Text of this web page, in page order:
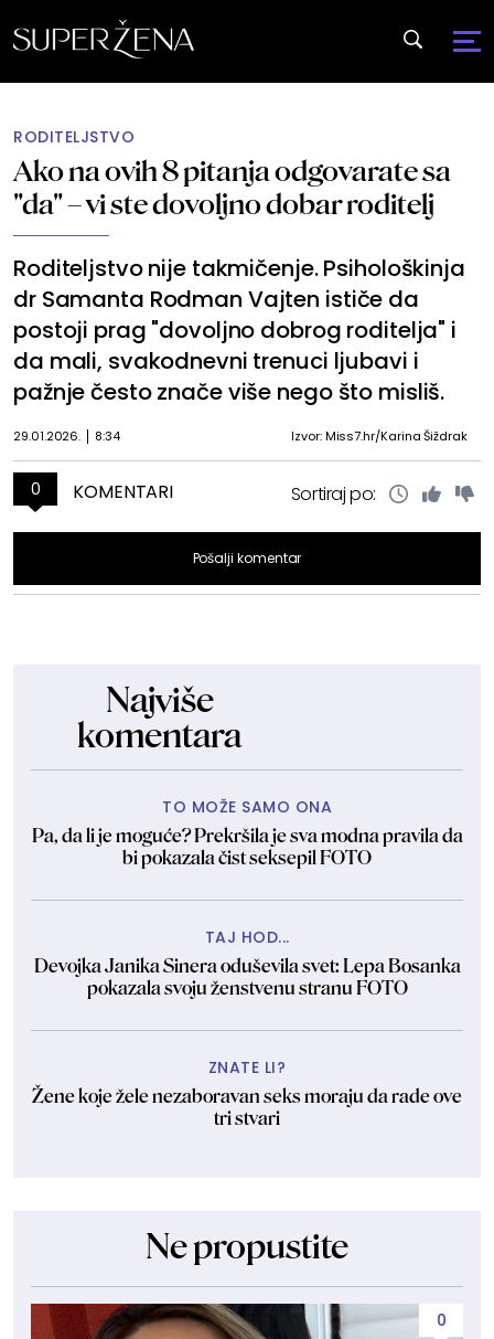
RODITELJSTVO
Ako na ovih 8 pitanja odgovarate sa
"da" – vi ste dovoljno dobar roditelj
Roditeljstvo nije takmičenje. Psihološkinja
dr Samanta Rodman Vajten ističe da
postoji prag "dovoljno dobrog roditelja" i
da mali, svakodnevni trenuci ljubavi i
pažnje često znače više nego što misliš.
29.01.2026. 8:34 Izvor: Miss7.hr/Karina Šiždrak
0 KOMENTARI Sortiraj po:
Pošalji komentar
Najviše
komentara
TO MOŽE SAMO ONA
Pa, da li je moguće? Prekršila je sva modna pravila da
bi pokazala čist seksepil FOTO
TAJ HOD...
Devojka Janika Sinera oduševila svet: Lepa Bosanka
pokazala svoju ženstvenu stranu FOTO
ZNATE LI?
Žene koje žele nezaboravan seks moraju da rade ove
tri stvari
Ne propustite
0